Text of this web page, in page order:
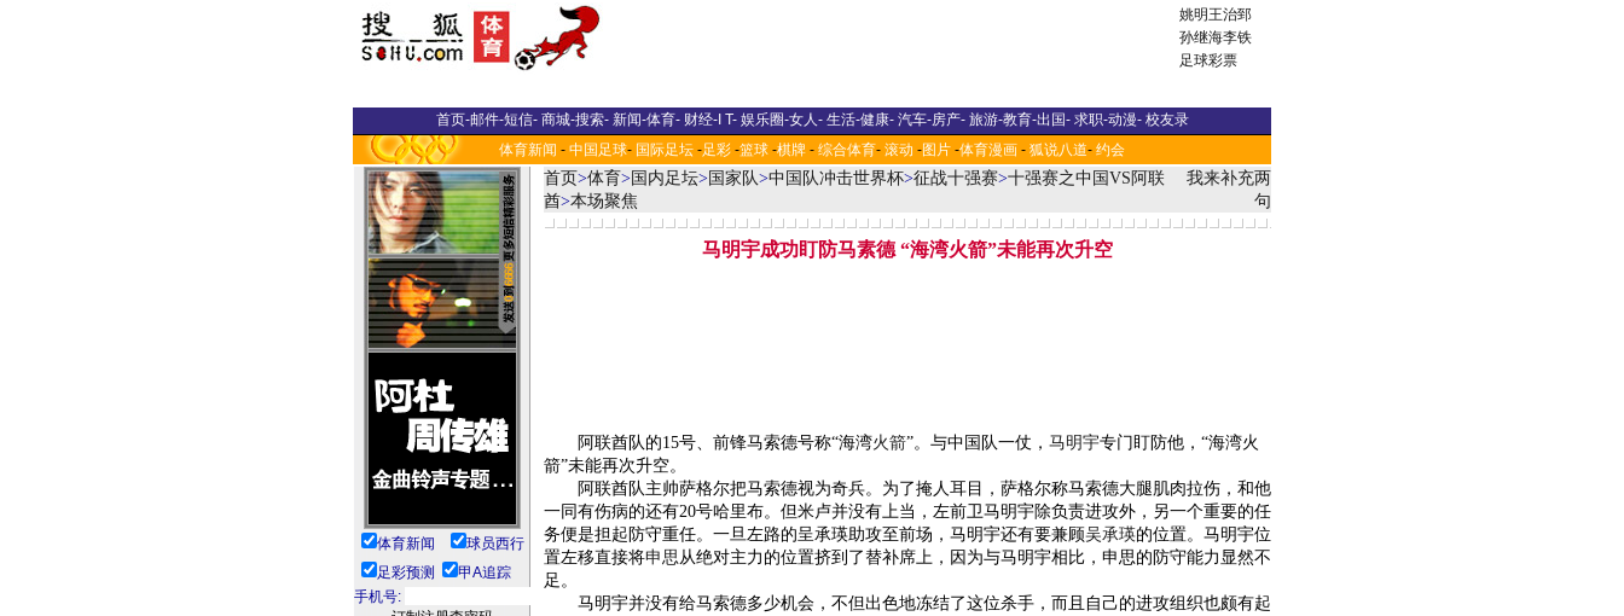
姚明王治郅
孙继海李铁
足球彩票
首页-邮件-短信- 商城-搜索- 新闻-体育- 财经-I T- 娱乐圈-女人- 生活-健康- 汽车-房产- 旅游-教育-出国- 求职-动漫- 校友录
体育新闻 - 中国足球- 国际足坛 -足彩 -篮球 -棋牌 - 综合体育- 滚动 -图片 -体育漫画 - 狐说八道- 约会
体育新闻
球员西行
足彩预测
甲A追踪
手机号:
首页>体育> 国内足坛> 国家队>中国队冲击世界杯>征战十强赛>十强赛之中国VS阿联
酋>本场聚焦
我来补充两
句
马明宇成功盯防马素德 “海湾火箭”未能再次升空
阿联酋队的15号、前锋马索德号称“海湾火箭”。与中国队一仗， 马明宇专门盯防他，“海湾火
箭”未能再次升空。
阿联酋队主帅萨格尔把马索德视为奇兵。为了掩人耳目，萨格尔称马索德大腿肌肉拉伤，和他
一同有伤病的还有20号哈里布。但米卢并没有上当，左前卫马明宇除负责进攻外，另一个重要的任
务便是担起防守重任。一旦左路的呈承瑛助攻至前场，马明宇还有要兼顾吴承瑛的位置。马明宇位
置左移直接将申思从绝对主力的位置挤到了替补席上，因为与马明宇相比，申思的防守能力显然不
足。
马明宇并没有给马索德多少机会，不但出色地冻结了这位杀手，而且自己的进攻组织也颇有起